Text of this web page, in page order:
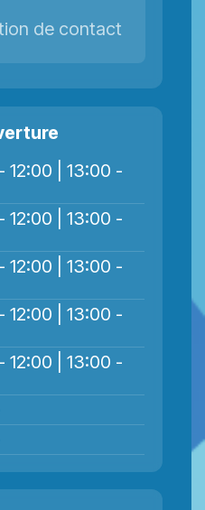
de contact
12:00 | 13:00 -
12:00 | 13:00 -
12:00 | 13:00 -
12:00 | 13:00 -
12:00 | 13:00 -